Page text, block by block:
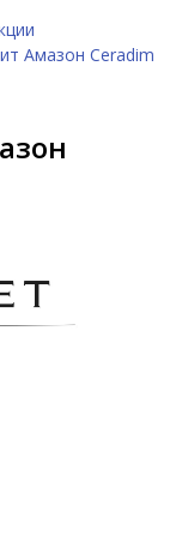
Амазон Ceradim